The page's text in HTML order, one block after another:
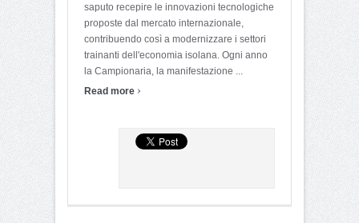
saputo recepire le innovazioni tecnologiche
proposte dal mercato internazionale,
contribuendo così a modernizzare i settori
trainanti dell'economia isolana. Ogni anno
la Campionaria, la manifestazione ...
Read more ›